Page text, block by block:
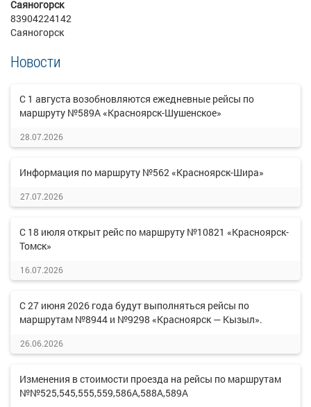
Саяногорск
83904224142
Саяногорск
Новости
С 1 августа возобновляются ежедневные рейсы по
маршруту №589А «Красноярск-Шушенское»
28.07.2026
Информация по маршруту №562 «Красноярск-Шира»
27.07.2026
С 18 июля открыт рейс по маршруту №10821 «Красноярск-
Томск»
16.07.2026
С 27 июня 2026 года будут выполняться рейсы по
маршрутам №8944 и №9298 «Красноярск — Кызыл».
26.06.2026
Изменения в стоимости проезда на рейсы по маршрутам
№№525,545,555,559,586А,588А,589А